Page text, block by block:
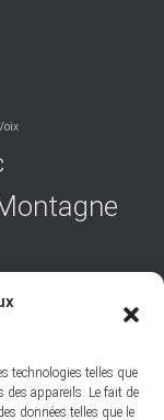
technologies telles que
des appareils. Le fait de
données telles que le
Podcast